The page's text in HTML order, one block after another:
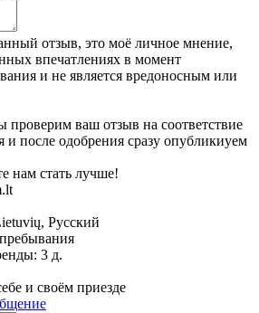
отзыв, это моё личное мнение,
впечатлениях в момент
и не является вредоносным или
ваш отзыв на соответствие
и после одобрения сразу опубликиуем
нам стать лучше!
Русский
3 д.
и своём приезде